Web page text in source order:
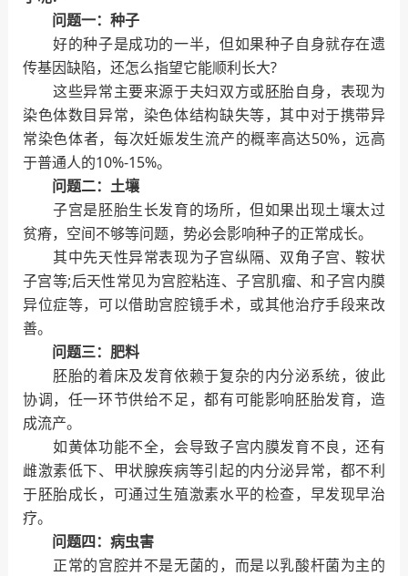
问题一：种子
好的种子是成功的一半，但如果种子自身就存在遗
传基因缺陷，还怎么指望它能顺利长大?
这些异常主要来源于夫妇双方或胚胎自身，表现为
染色体数目异常，染色体结构缺失等，其中对于携带异
常染色体者，每次妊娠发生流产的概率高达50%，远高
于普通人的10%-15%。
问题二：土壤
子宫是胚胎生长发育的场所，但如果出现土壤太过
贫瘠，空间不够等问题，势必会影响种子的正常成长。
其中先天性异常表现为子宫纵隔、双角子宫、鞍状
子宫等;后天性常见为宫腔粘连、子宫肌瘤、和子宫内膜
异位症等，可以借助宫腔镜手术，或其他治疗手段来改
善。
问题三：肥料
胚胎的着床及发育依赖于复杂的内分泌系统，彼此
协调，任一环节供给不足，都有可能影响胚胎发育，造
成流产。
如黄体功能不全，会导致子宫内膜发育不良，还有
雌激素低下、甲状腺疾病等引起的内分泌异常，都不利
于胚胎成长，可通过生殖激素水平的检查，早发现早治
疗。
问题四：病虫害
正常的宫腔并不是无菌的，而是以乳酸杆菌为主的